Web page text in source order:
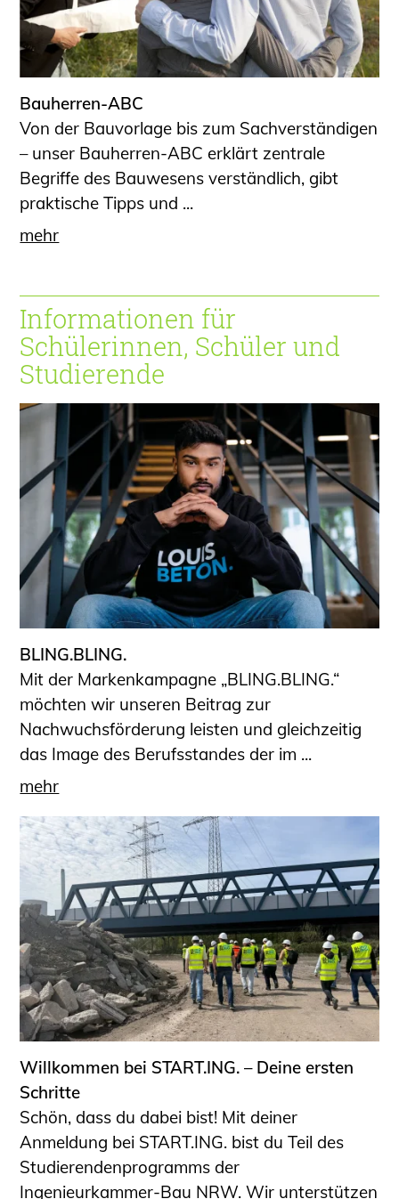
Bauherren-ABC
Von der Bauvorlage bis zum Sachverständigen
– unser Bauherren-ABC erklärt zentrale
Begriffe des Bauwesens verständlich, gibt
praktische Tipps und ...
mehr
Informationen für
Schülerinnen, Schüler und
Studierende
BLING.BLING.
Mit der Markenkampagne „BLING.BLING.“
möchten wir unseren Beitrag zur
Nachwuchsförderung leisten und gleichzeitig
das Image des Berufsstandes der im ...
mehr
Willkommen bei START.ING. – Deine ersten
Schritte
Schön, dass du dabei bist! Mit deiner
Anmeldung bei START.ING. bist du Teil des
Studierendenprogramms der
Ingenieurkammer-Bau NRW. Wir unterstützen